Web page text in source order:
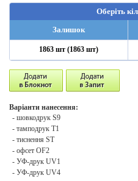
Оберіть
Залишок
1863 шт (1863 шт)
Варіанти нанесення:
- шовкодрук S9
- тамподрук T1
- тиснення ST
- офсет OF2
- УФ-друк UV1
- УФ-друк UV4